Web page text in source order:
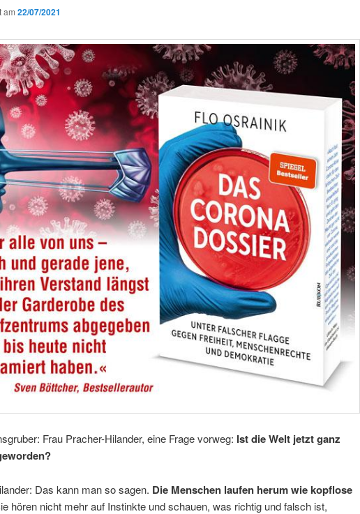
am 22/07/2021
Frau Pracher-Hilander, eine Frage vorweg: Ist die Welt jetzt ganz
Das kann man so sagen. Die Menschen laufen herum wie kopflose
hören nicht mehr auf Instinkte und schauen, was richtig und falsch ist,